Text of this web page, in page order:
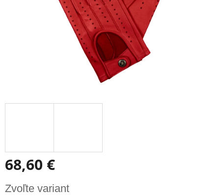
68,60 €
cena:
Zvoľte variant